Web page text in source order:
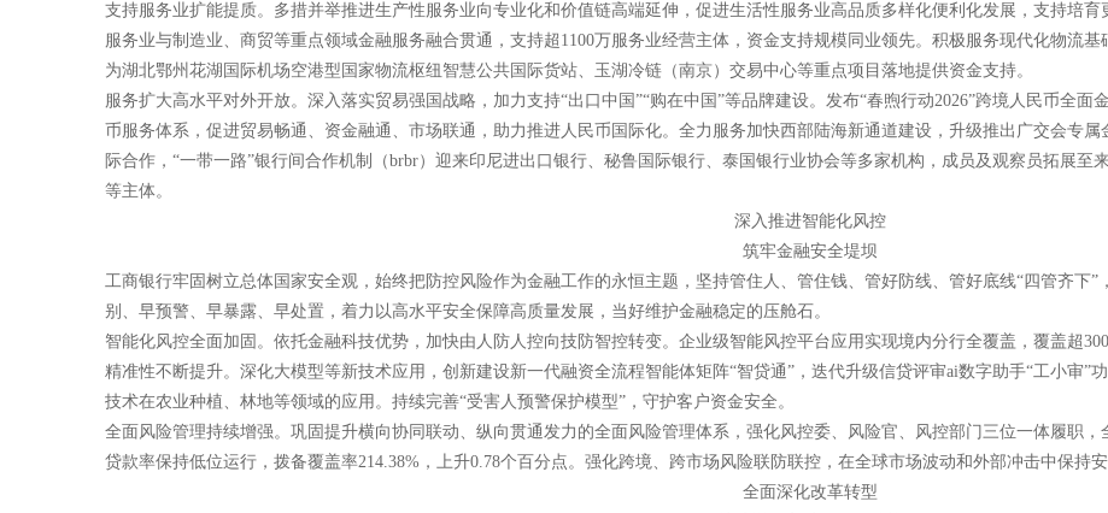
支持服务业扩能提质。多措并举推进生产性服务业向专业化和价值链高端延伸，促进生活性服务业高品质多样化便利化发展，支持培
服务业与制造业、商贸等重点领域金融服务融合贯通，支持超1100万服务业经营主体，资金支持规模同业领先。积极服务现代化物流
为湖北鄂州花湖国际机场空港型国家物流枢纽智慧公共国际货站、玉湖冷链（南京）交易中心等重点项目落地提供资金支持。
服务扩大高水平对外开放。深入落实贸易强国战略，加力支持“出口中国”“购在中国”等品牌建设。发布“春煦行动2026”跨境人民币全面
币服务体系，促进贸易畅通、资金融通、市场联通，助力推进人民币国际化。全力服务加快西部陆海新通道建设，升级推出广交会专
际合作，“一带一路”银行间合作机制（brbr）迎来印尼进出口银行、秘鲁国际银行、泰国银行业协会等多家机构，成员及观察员拓展至
等主体。
深入推进智能化风控
筑牢金融安全堤坝
工商银行牢固树立总体国家安全观，始终把防控风险作为金融工作的永恒主题，坚持管住人、管住钱、管好防线、管好底线“四管齐下
别、早预警、早暴露、早处置，着力以高水平安全保障高质量发展，当好维护金融稳定的压舱石。
智能化风控全面加固。依托金融科技优势，加快由人防人控向技防智控转变。企业级智能风控平台应用实现境内分行全覆盖，覆盖超
精准性不断提升。深化大模型等新技术应用，创新建设新一代融资全流程智能体矩阵“智贷通”，迭代升级信贷评审ai数字助手“工小审”
技术在农业种植、林地等领域的应用。持续完善“受害人预警保护模型”，守护客户资金安全。
全面风险管理持续增强。巩固提升横向协同联动、纵向贯通发力的全面风险管理体系，强化风控委、风险官、风控部门三位一体履职
贷款率保持低位运行，拨备覆盖率214.38%，上升0.78个百分点。强化跨境、跨市场风险联防联控，在全球市场波动和外部冲击中保持安
全面深化改革转型